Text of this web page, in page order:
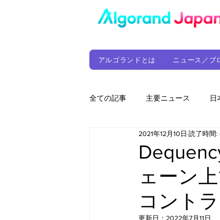
アルゴランドとは ニュース／ブ
全ての記事 主要ニュース 日
ウォレット 定期レポート
アルゴランド財団
サプライチェーン ゲーム
ェーン
コント
2021年12月10日 読了時間:
更新日： 2022年7月11日